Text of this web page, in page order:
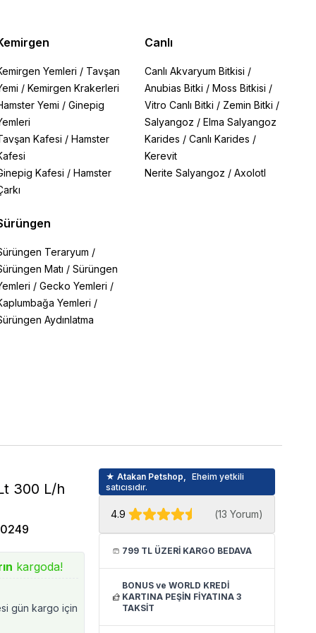
Yemleri / Tavşan
/ Kemirgen Krakerleri
Yemi / Ginepig
Kafesi / Hamster
Kafesi / Hamster
Teraryum /
Matı / Sürüngen
/ Gecko Yemleri /
Yemleri /
Aydınlatma
Canlı
Canlı Akvaryum Bitkisi /
Anubias Bitki /Moss Bitkisi /
Vitro Canlı Bitki / Zemin Bitki /
Salyangoz /Elma Salyangoz
Karides /Canlı Karides /
Kerevit
Nerite Salyangoz /Axolotl
300 L/h
kargoda!
gün kargo için
★ Atakan Petshop,
Eheim yetkili
satıcısıdır.
4.9 (13 Yorum)
799 TL ÜZERİ KARGO BEDAVA
BONUS ve WORLD KREDİ
KARTINA PEŞİN FİYATINA 3
TAKSİT